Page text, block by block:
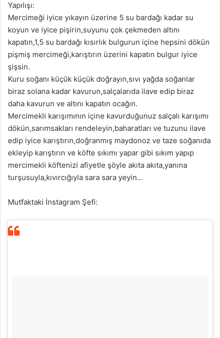
Yapılışı:
Mercimeği iyice yıkayın üzerine 5 su bardağı kadar su
koyun ve iyice pişirin,suyunu çok çekmeden altını
kapatın,1,5 su bardağı kısırlık bulgurun içine hepsini dökün
pişmiş mercimeği,karıştırın üzerini kapatın bulgur iyice
şişsin.
Kuru soğanı küçük küçük doğrayın,sıvı yağda soğanlar
biraz solana kadar kavurun,salçalarıda ilave edip biraz
daha kavurun ve altını kapatın ocağın.
Mercimekli karışımının içine kavurduğunuz salçalı karışımı
dökün,sarımsakları rendeleyin,baharatları ve tuzunu ilave
edip iyice karıştırın,doğranmış maydonoz ve taze soğanıda
ekleyip karıştırın ve köfte sıkımı yapar gibi sıkım yapıp
mercimekli köftenizi afiyetle şöyle akıta akıta,yanına
turşusuyla,kıvırcığıyla sara sara yeyin…
Mutfaktaki İnstagram Şefi: